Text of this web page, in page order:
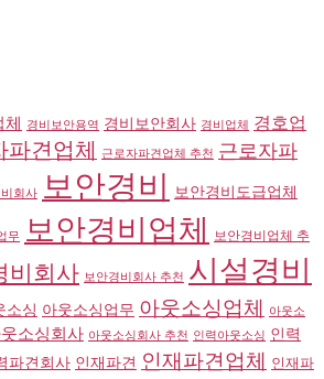
경비보안용역 경비보안회사 경비업체
경호업
파견업체 근로자파견업체 추천
근로자파
회사 보안경비 보안경비도급업체
무 보안경비업체 보안경비업체 추
비회사 보안경비회사 추천 시설경비
소싱 아웃소싱업무 아웃소싱업체 아웃소
소싱회사 아웃소싱회사 추천 인력아웃소싱 인력
파견회사 인재파견 인재파견업체 인재파